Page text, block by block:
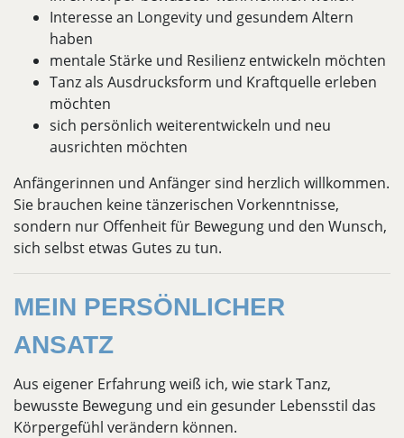
Interesse an Longevity und gesundem Altern
haben
mentale Stärke und Resilienz entwickeln möchten
Tanz als Ausdrucksform und Kraftquelle erleben
möchten
sich persönlich weiterentwickeln und neu
ausrichten möchten
Anfängerinnen und Anfänger sind herzlich willkommen.
Sie brauchen keine tänzerischen Vorkenntnisse,
sondern nur Offenheit für Bewegung und den Wunsch,
sich selbst etwas Gutes zu tun.
MEIN PERSÖNLICHER
ANSATZ
Aus eigener Erfahrung weiß ich, wie stark Tanz,
bewusste Bewegung und ein gesunder Lebensstil das
Körpergefühl verändern können.